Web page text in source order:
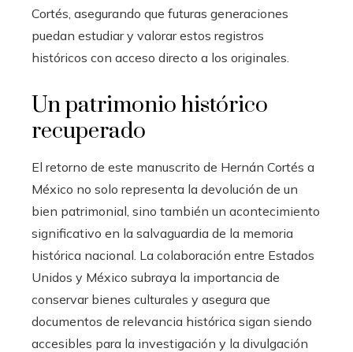
Cortés, asegurando que futuras generaciones
puedan estudiar y valorar estos registros
históricos con acceso directo a los originales.
Un patrimonio histórico
recuperado
El retorno de este manuscrito de Hernán Cortés a
México no solo representa la devolución de un
bien patrimonial, sino también un acontecimiento
significativo en la salvaguardia de la memoria
histórica nacional. La colaboración entre Estados
Unidos y México subraya la importancia de
conservar bienes culturales y asegura que
documentos de relevancia histórica sigan siendo
accesibles para la investigación y la divulgación